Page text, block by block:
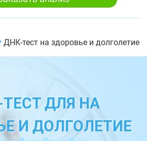
ДНК-тест на здоровье и долголетие
ДЛЯ НА
И ДОЛГОЛЕТИЕ